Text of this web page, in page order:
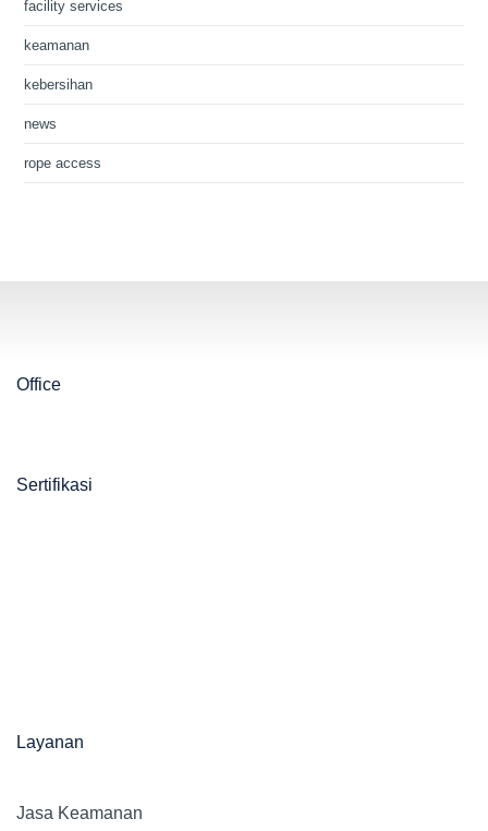
facility services
keamanan
kebersihan
news
rope access
Office
Sertifikasi
Layanan
Jasa Keamanan​